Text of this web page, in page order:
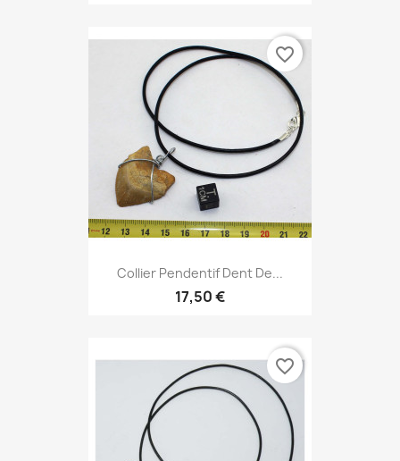
Collier Pendentif Dent De...
17,50 €
favorite_border
favorite_border